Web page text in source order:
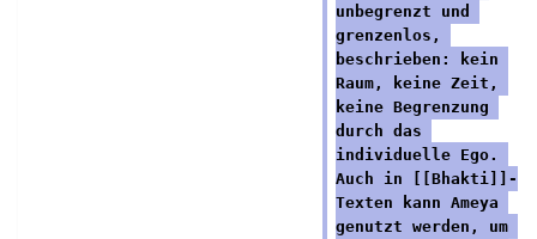
unbegrenzt und
grenzenlos,
beschrieben: kein
Raum, keine Zeit,
keine Begrenzung
durch das
individuelle Ego.
Auch in [[Bhakti]]-
Texten kann Ameya
genutzt werden, um